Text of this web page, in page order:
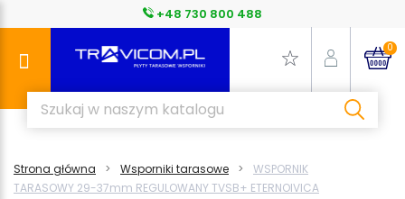
+48 730 800 488
0
Strona główna Wsporniki tarasowe
WSPORNIK
TARASOWY 29-37mm REGULOWANY TVSB+ ETERNOIVICA